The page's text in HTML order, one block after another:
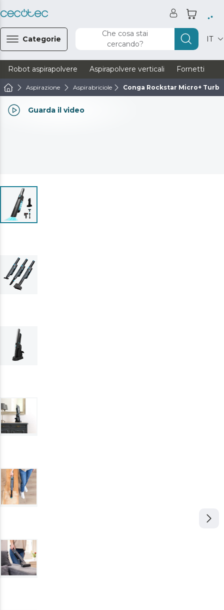
Categorie
Che cosa stai
cercando?
IT
Robot aspirapolvere Aspirapolvere verticali Fornetti
Aspirazione Aspirabriciole Conga Rockstar Micro+ Turbo
Guarda il video